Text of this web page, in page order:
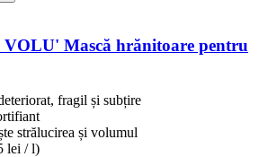
VOLU' Mască hrănitoare pentru
fragil și subțire
strălucirea și volumul
lei / l)